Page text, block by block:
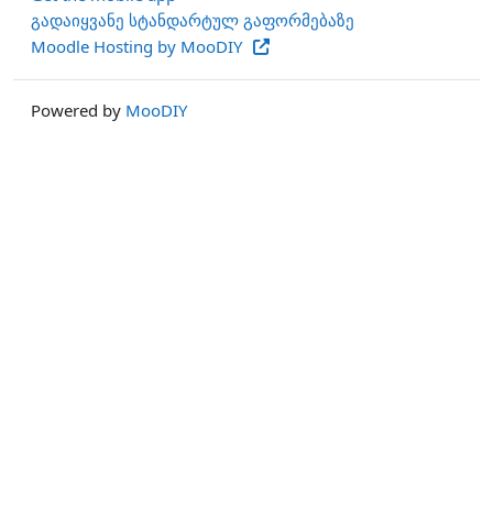
გადაიყვანე სტანდარტულ გაფორმებაზე
Moodle Hosting by MooDIY
Powered by MooDIY